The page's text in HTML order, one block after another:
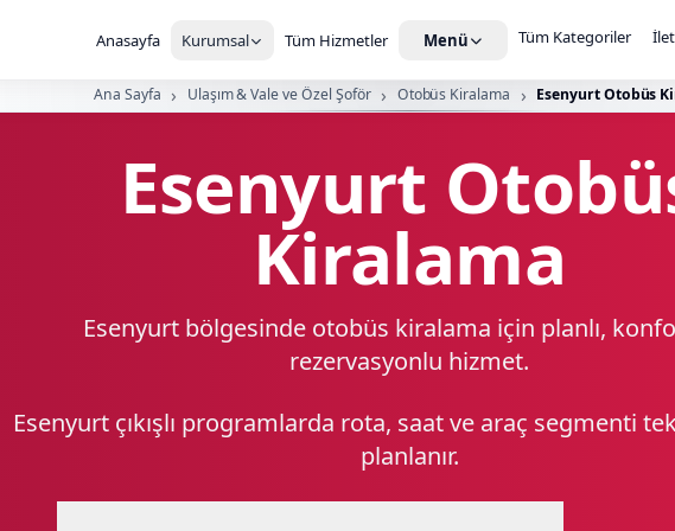
Anasayfa Kurumsal Tüm Hizmetler Menü Tüm Kategoriler
Ana Sayfa Ulaşım & Vale ve Özel Şoför Otobüs Kiralama Esenyurt Otobüs
Esenyurt
Kiralama
Esenyurt bölgesinde otobüs kiralama için planlı,
rezervasyonlu hizmet.
Esenyurt çıkışlı programlarda rota, saat ve araç segmenti
planlanır.